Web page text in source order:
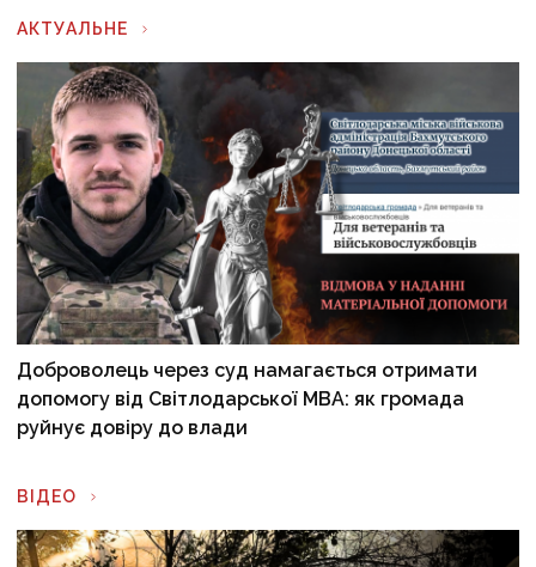
АКТУАЛЬНЕ
Доброволець через суд намагається отримати
допомогу від Світлодарської МВА: як громада
руйнує довіру до влади
ВІДЕО